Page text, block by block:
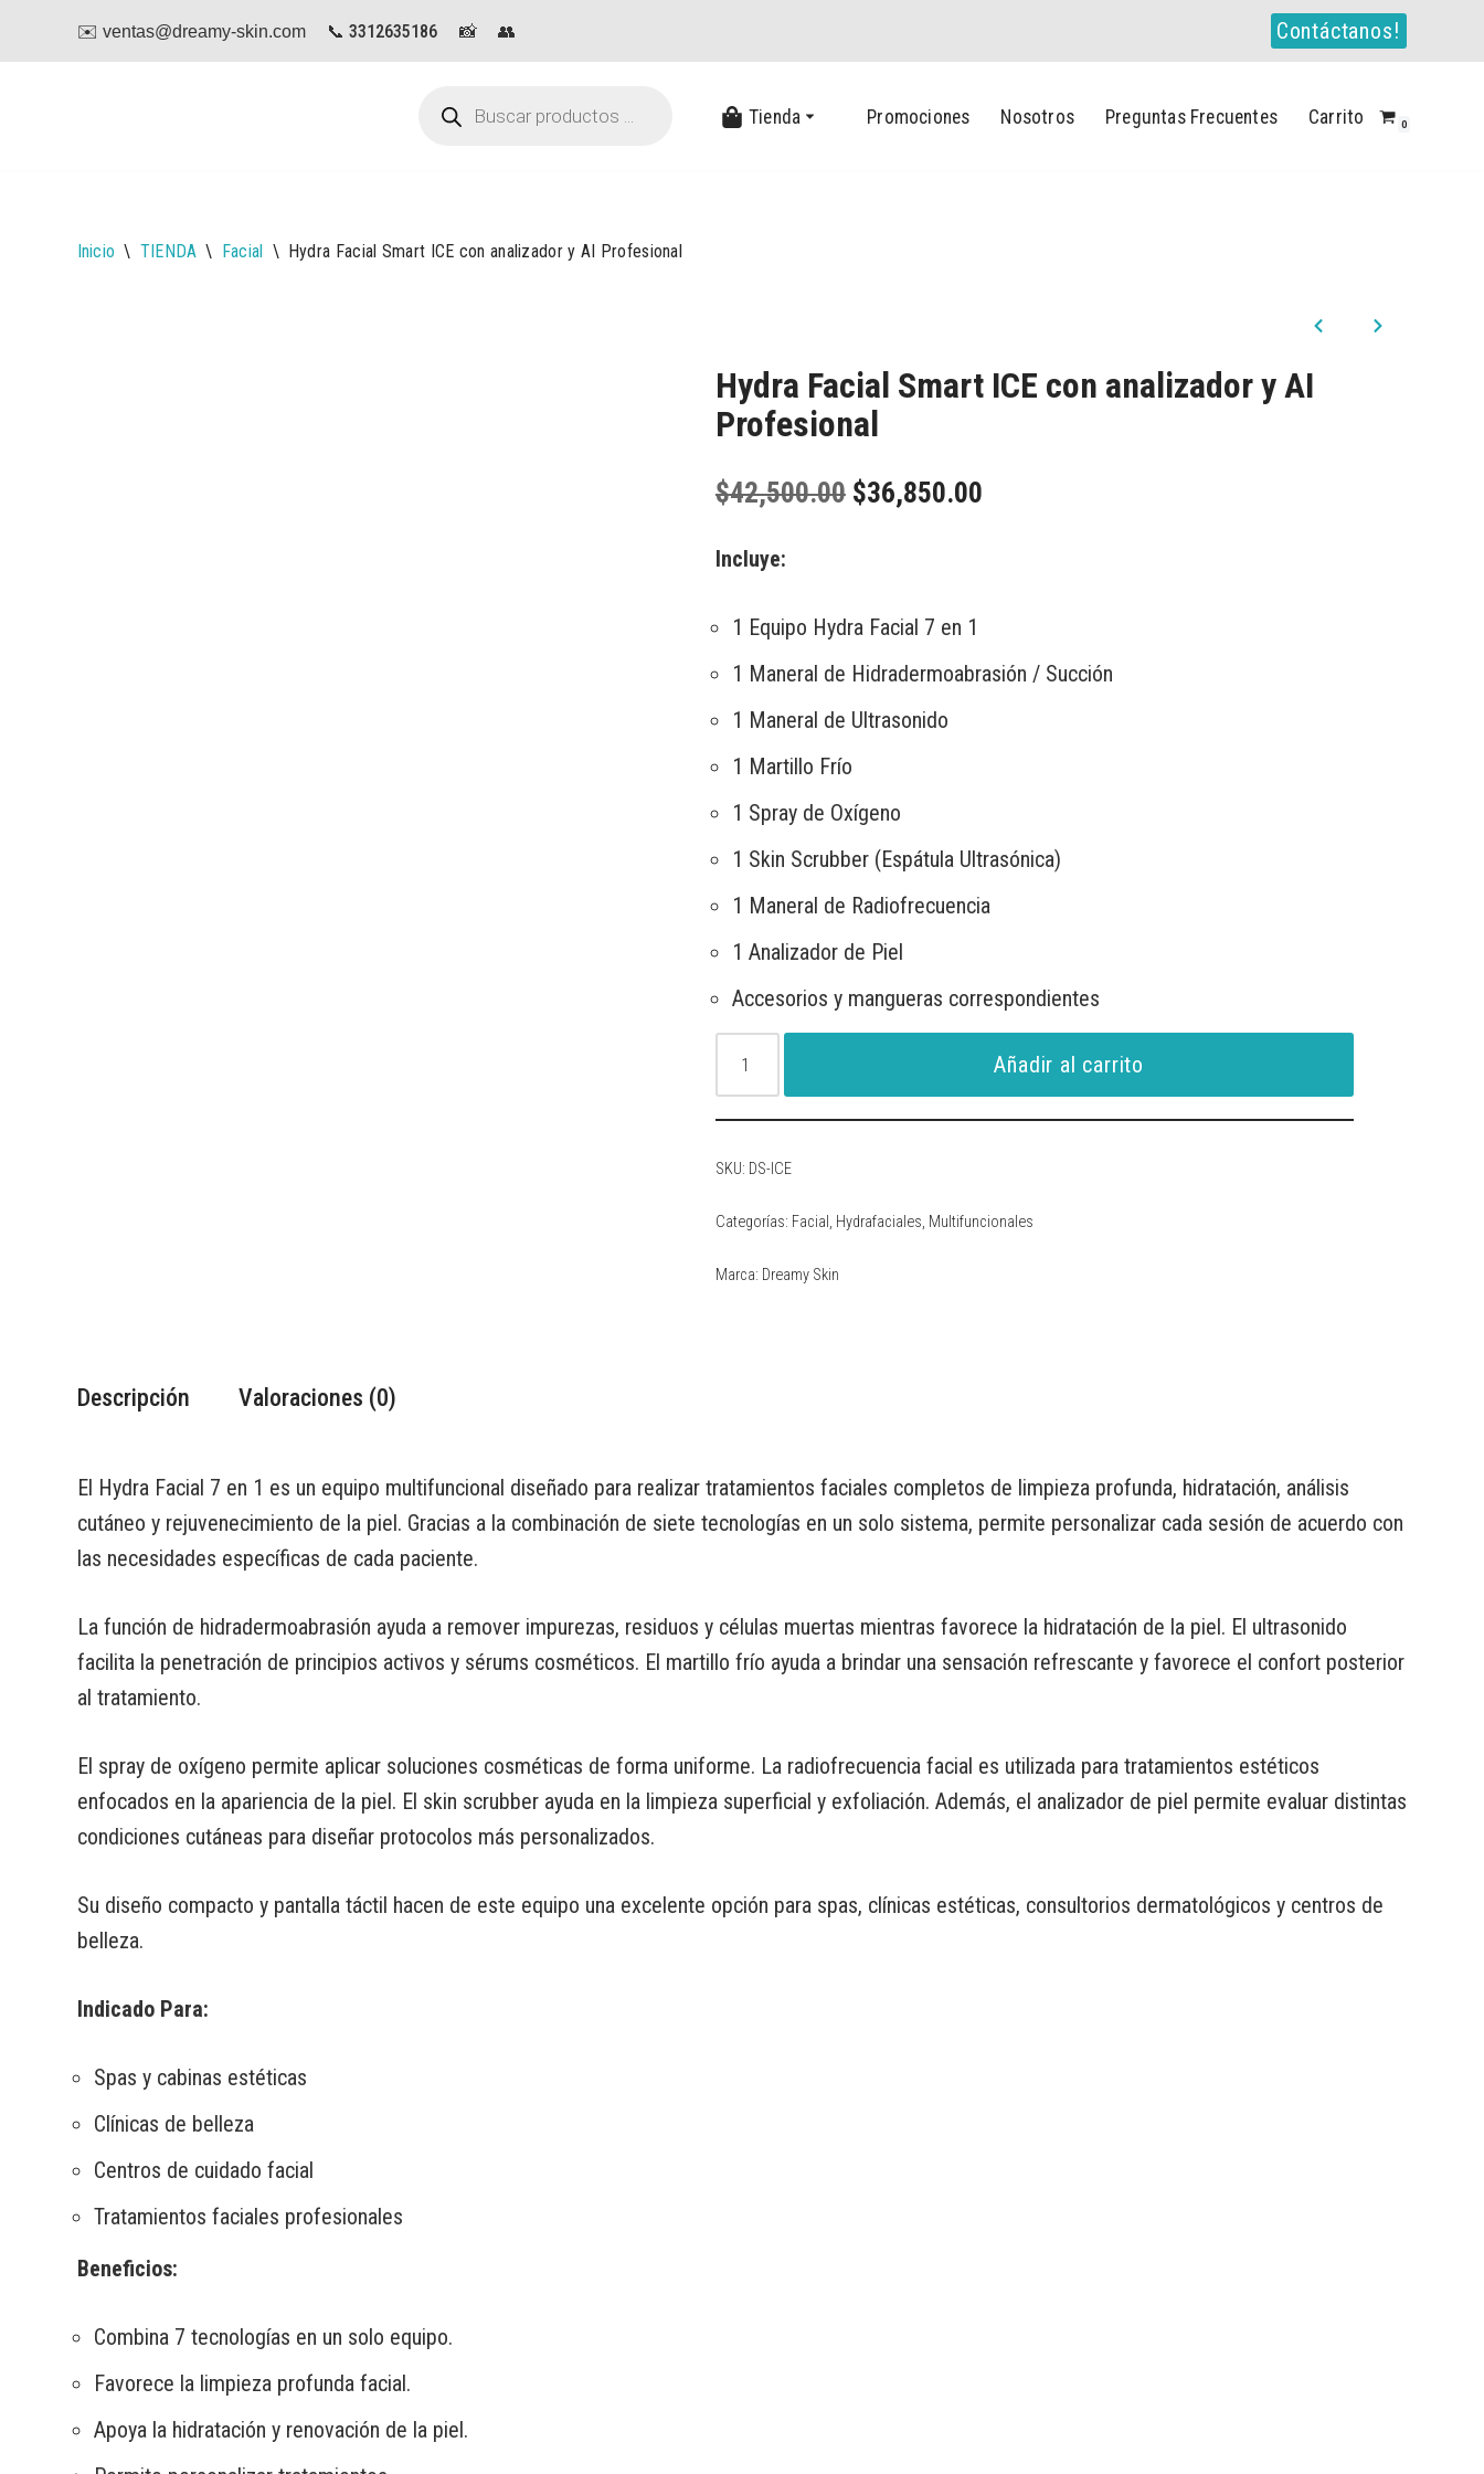
Saltar
✉️ ventas@dreamy-skin.com 📞 3312635186📸 👥 Contáctanos!
Tienda Promociones Nosotros Preguntas Frecuentes Carrito 0
Inicio \ TIENDA \ Facial \ Hydra Facial Smart ICE con analizador y AI Profesional
Hydra Facial Smart ICE con analizador y AI
Profesional
$42,500.00 $36,850.00
Incluye:
1 Equipo Hydra Facial 7 en 1
1 Maneral de Hidradermoabrasión / Succión
1 Maneral de Ultrasonido
1 Martillo Frío
1 Spray de Oxígeno
1 Skin Scrubber (Espátula Ultrasónica)
1 Maneral de Radiofrecuencia
1 Analizador de Piel
Accesorios y mangueras correspondientes
Añadir al carrito
SKU: DS-ICE
Categorías: Facial , Hydrafaciales, Multifuncionales
Marca: Dreamy Skin
Descripción Valoraciones (0)
El Hydra Facial 7 en 1 es un equipo multifuncional diseñado para realizar tratamientos faciales completos de limpieza profunda, hidratación, análisis
cutáneo y rejuvenecimiento de la piel. Gracias a la combinación de siete tecnologías en un solo sistema, permite personalizar cada sesión de acuerdo con
las necesidades específicas de cada paciente.
La función de hidradermoabrasión ayuda a remover impurezas, residuos y células muertas mientras favorece la hidratación de la piel. El ultrasonido
facilita la penetración de principios activos y sérums cosméticos. El martillo frío ayuda a brindar una sensación refrescante y favorece el confort posterior
al tratamiento.
El spray de oxígeno permite aplicar soluciones cosméticas de forma uniforme. La radiofrecuencia facial es utilizada para tratamientos estéticos
enfocados en la apariencia de la piel. El skin scrubber ayuda en la limpieza superficial y exfoliación. Además, el analizador de piel permite evaluar distintas
condiciones cutáneas para diseñar protocolos más personalizados.
Su diseño compacto y pantalla táctil hacen de este equipo una excelente opción para spas, clínicas estéticas, consultorios dermatológicos y centros de
belleza.
Indicado Para:
Spas y cabinas estéticas
Clínicas de belleza
Centros de cuidado facial
Tratamientos faciales profesionales
Beneficios:
Combina 7 tecnologías en un solo equipo.
Favorece la limpieza profunda facial.
Apoya la hidratación y renovación de la piel.